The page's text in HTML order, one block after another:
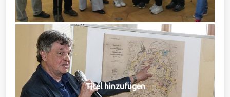
Titel hinzufügen